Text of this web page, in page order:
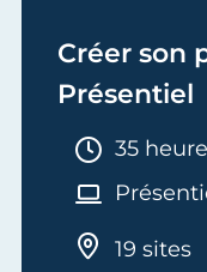
Créer son
Présentiel
Durée :
35
19 sites